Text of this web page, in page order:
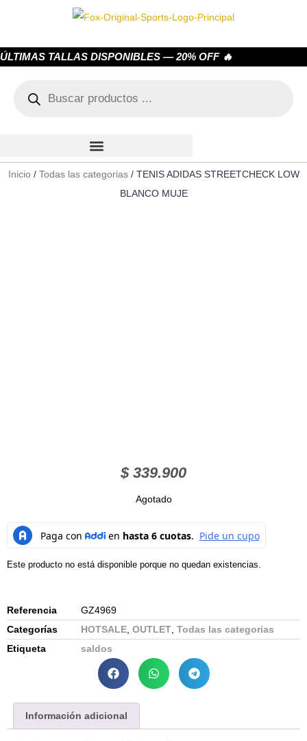
ÚLTIMAS TALLAS DISPONIBLES — 20% OFF 🔥
Inicio/ Todas las categorias/ TENIS ADIDAS STREETCHECK LOW
BLANCO MUJE
$339.900
Agotado
Este producto no está disponible porque no quedan existencias.
Referencia
GZ4969
Categorías
HOTSALE, OUTLET, Todas las categorias
Etiqueta
saldos
Información adicional